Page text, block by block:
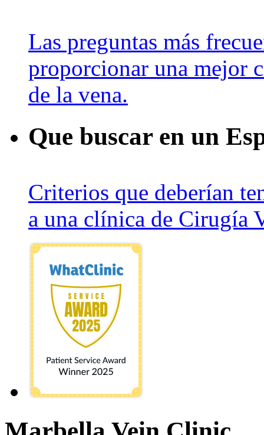
Las preguntas más
proporcionar una mejor
de la vena.
Que buscar en un
Criterios que deberían
a una clínica de Cirugía